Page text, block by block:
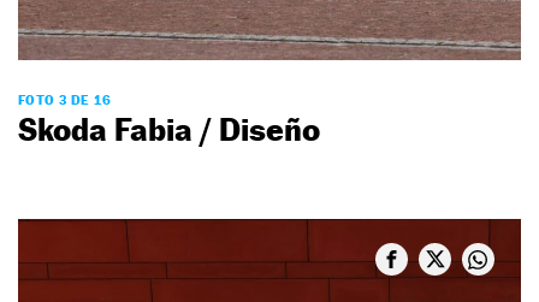
FOTO 3 DE 16
Skoda Fabia / Diseño